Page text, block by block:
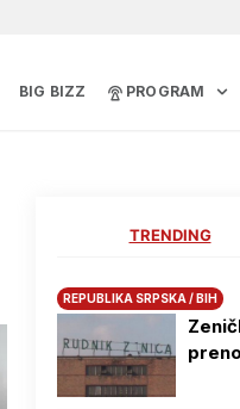
BIG BIZZ PROGRAM
TRENDING
REPUBLIKA SRPSKA / BIH